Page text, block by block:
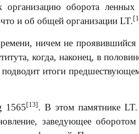
организацию оборота
и об общей организации LT.
ничем не проявившийся
когда, наконец, в
подводит итоги
1565 [13] . В этом памятнике
заведующее